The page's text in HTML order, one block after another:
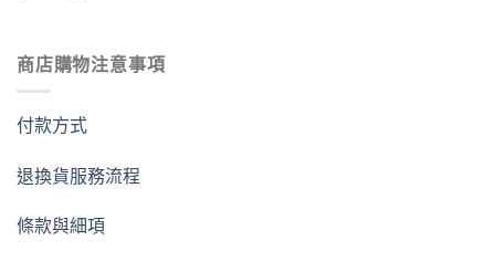
商店購物注意事項
付款方式
退換貨服務流程
條款與細項